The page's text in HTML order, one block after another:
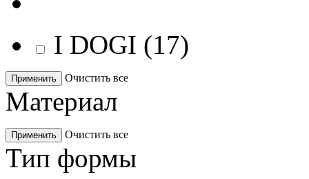
I DOGI (17)
Применить Очистить все
Материал
Применить Очистить все
Тип формы